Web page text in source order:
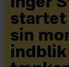
startet
sin
indblik